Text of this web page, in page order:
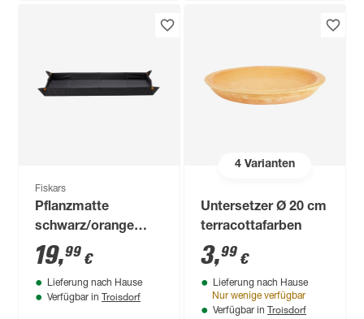
Fiskars
Pflanzmatte
schwarz/orange
faltbar 82,5 x 44,5 x
6 cm
19,99 €
Lieferung nach Hause
Verfügbar in Troisdorf
4Varianten
Untersetzer Ø 20 cm
terracottafarben
3,99 €
Lieferung nach Hause
Nur wenige verfügbar
Verfügbar in Troisdorf